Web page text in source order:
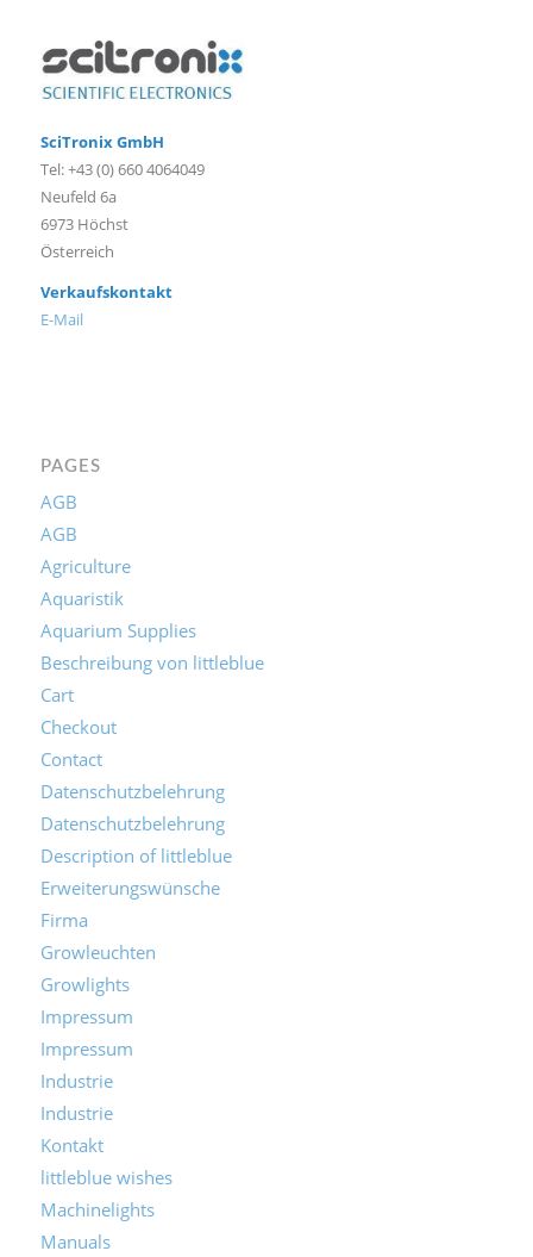
SciTronix GmbH
Tel: +43 (0) 660 4064049
Neufeld 6a
6973 Höchst
Österreich
Verkaufskontakt
E-Mail
PAGES
AGB
AGB
Agriculture
Aquaristik
Aquarium Supplies
Beschreibung von littleblue
Cart
Checkout
Contact
Datenschutzbelehrung
Datenschutzbelehrung
Description of littleblue
Erweiterungswünsche
Firma
Growleuchten
Growlights
Impressum
Impressum
Industrie
Industrie
Kontakt
littleblue wishes
Machinelights
Manuals